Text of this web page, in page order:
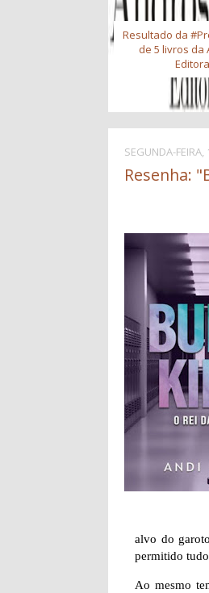
Resultado da
de 5 livros da
SEGUNDA-FEIRA,
Resenha:
alvo do
permitido
Ao mesmo